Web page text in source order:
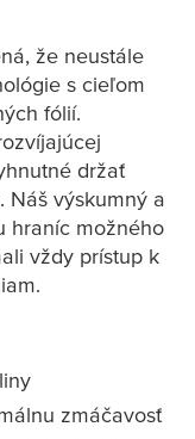
že neustále
s cieľom
fólií.
držať
Náš výskumný a
hraníc možného
vždy prístup k
zmáčavosť